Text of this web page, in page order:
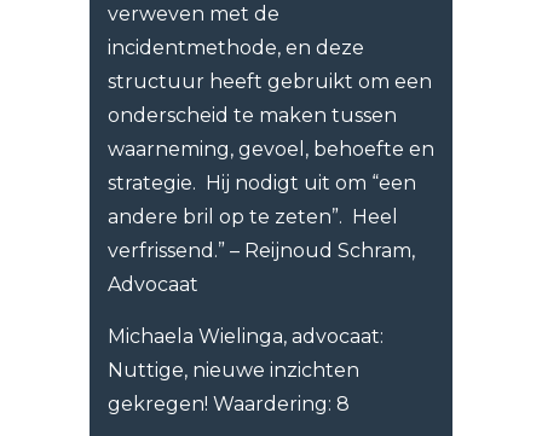
verweven met de
incidentmethode, en deze
structuur heeft gebruikt om een
onderscheid te maken tussen
waarneming, gevoel, behoefte en
strategie. Hij nodigt uit om “een
andere bril op te zeten”. Heel
verfrissend.” – Reijnoud Schram,
Advocaat
Michaela Wielinga, advocaat:
Nuttige, nieuwe inzichten
gekregen! Waardering: 8